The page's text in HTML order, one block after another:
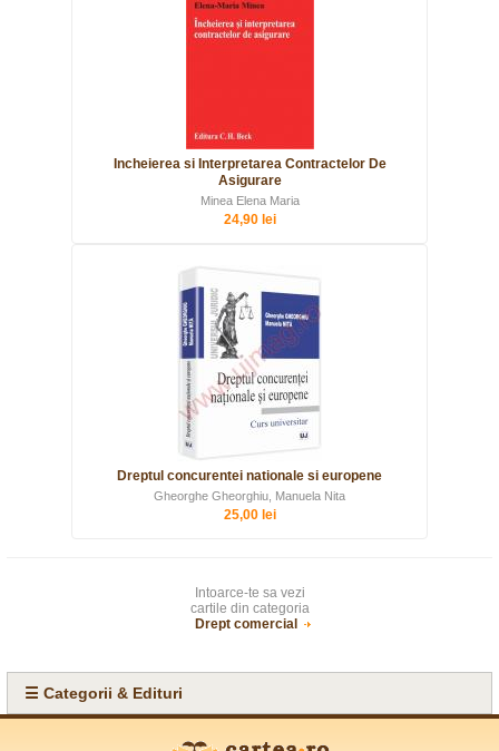
Incheierea si Interpretarea Contractelor De
Asigurare
Minea Elena Maria
24,90 lei
Dreptul concurentei nationale si europene
Gheorghe Gheorghiu, Manuela Nita
25,00 lei
Intoarce-te sa vezi
cartile din categoria
Drept comercial
☰ Categorii & Edituri